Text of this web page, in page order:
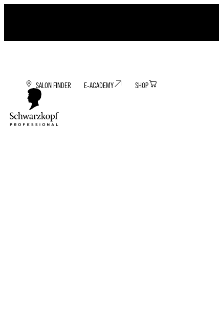
SALON FINDER E-ACADEMY SHOP